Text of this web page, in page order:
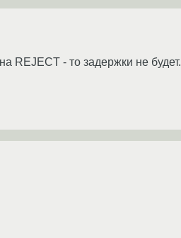
REJECT - то задержки не будет.